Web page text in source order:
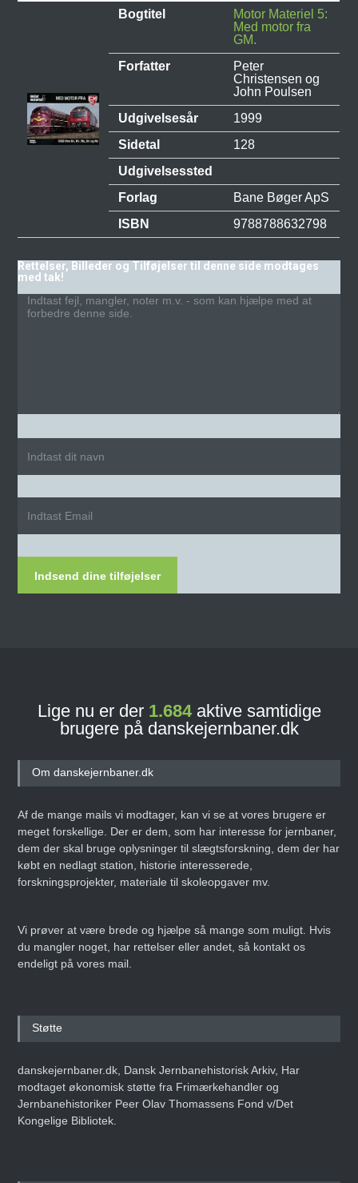
Bogtitel
Motor Materiel 5:
Med motor fra
GM.
Forfatter
Peter
Christensen og
John Poulsen
Udgivelsesår
1999
Sidetal
128
Udgivelsessted
Forlag
Bane Bøger ApS
ISBN
9788788632798
Rettelser, Billeder og Tilføjelser til denne side modtages
med tak!
Indsend dine tilføjelser
Lige nu er der 1.684aktive samtidige
brugere på danskejernbaner.dk
Om danskejernbaner.dk
Af de mange mails vi modtager, kan vi se at vores brugere er
meget forskellige. Der er dem, som har interesse for jernbaner,
dem der skal bruge oplysninger til slægtsforskning, dem der har
købt en nedlagt station, historie interesserede,
forskningsprojekter, materiale til skoleopgaver mv.
Vi prøver at være brede og hjælpe så mange som muligt. Hvis
du mangler noget, har rettelser eller andet, så kontakt os
endeligt på vores mail.
Støtte
danskejernbaner.dk, Dansk Jernbanehistorisk Arkiv, Har
modtaget økonomisk støtte fra Frimærkehandler og
Jernbanehistoriker Peer Olav Thomassens Fond v/Det
Kongelige Bibliotek.